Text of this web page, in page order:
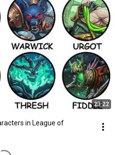
23:22
in League of